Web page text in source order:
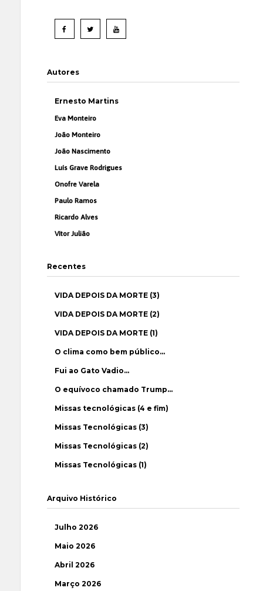
Autores
Ernesto Martins
Eva Monteiro
João Monteiro
João Nascimento
Luís Grave Rodrigues
Onofre Varela
Paulo Ramos
Ricardo Alves
Vítor Julião
Recentes
VIDA DEPOIS DA MORTE (3)
VIDA DEPOIS DA MORTE (2)
VIDA DEPOIS DA MORTE (1)
O clima como bem público…
Fui ao Gato Vadio…
O equívoco chamado Trump…
Missas tecnológicas (4 e fim)
Missas Tecnológicas (3)
Missas Tecnológicas (2)
Missas Tecnológicas (1)
Arquivo Histórico
Julho 2026
Maio 2026
Abril 2026
Março 2026